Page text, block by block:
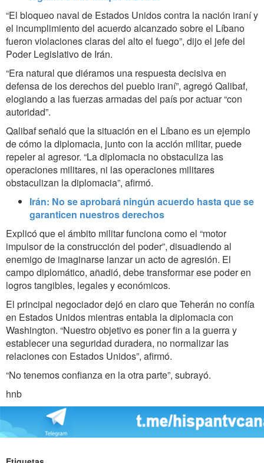
“El bloqueo naval de Estados Unidos contra la nación iraní y
el incumplimiento del acuerdo alcanzado sobre el Líbano
fueron violaciones claras del alto el fuego”, dijo el jefe del
Poder Legislativo de Irán.
“Era natural que diéramos una respuesta decisiva en
defensa de los derechos del pueblo iraní”, agregó Qalibaf,
elogiando a las fuerzas armadas del país por actuar “con
autoridad”.
Qalibaf señaló que la situación en el Líbano es un ejemplo
de cómo la diplomacia, junto con la acción militar, puede
repeler al agresor. “La diplomacia no obstaculiza las
operaciones militares, ni las operaciones militares
obstaculizan la diplomacia”, afirmó.
Irán: No se aprobará ningún acuerdo hasta que se
garanticen nuestros derechos
Explicó que el ámbito militar funciona como el “motor
impulsor de la construcción del poder”, disuadiendo al
enemigo de imaginarse lanzar un acto de agresión. El
campo diplomático, añadió, debe transformar ese poder en
logros tangibles, legales y económicos.
El principal negociador dejó en claro que Teherán no confía
en Estados Unidos mientras entabla la diplomacia con
Washington. “Nuestro objetivo es poner fin a la guerra y
establecer una seguridad duradera, no normalizar las
relaciones con Estados Unidos”, afirmó.
“No tenemos confianza en la otra parte”, subrayó.
hnb